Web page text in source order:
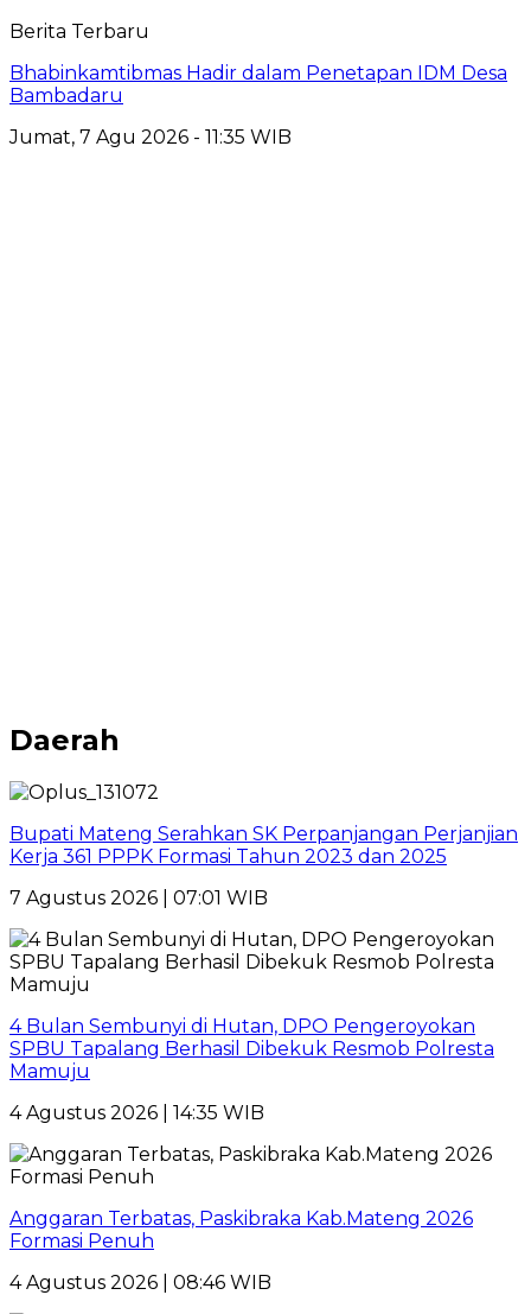
Berita Terbaru
Bhabinkamtibmas Hadir dalam Penetapan IDM Desa
Bambadaru
Jumat, 7 Agu 2026 - 11:35 WIB
Daerah
Bupati Mateng Serahkan SK Perpanjangan Perjanjian
Kerja 361 PPPK Formasi Tahun 2023 dan 2025
7 Agustus 2026 | 07:01 WIB
4 Bulan Sembunyi di Hutan, DPO Pengeroyokan
SPBU Tapalang Berhasil Dibekuk Resmob Polresta
Mamuju
4 Agustus 2026 | 14:35 WIB
Anggaran Terbatas, Paskibraka Kab.Mateng 2026
Formasi Penuh
4 Agustus 2026 | 08:46 WIB